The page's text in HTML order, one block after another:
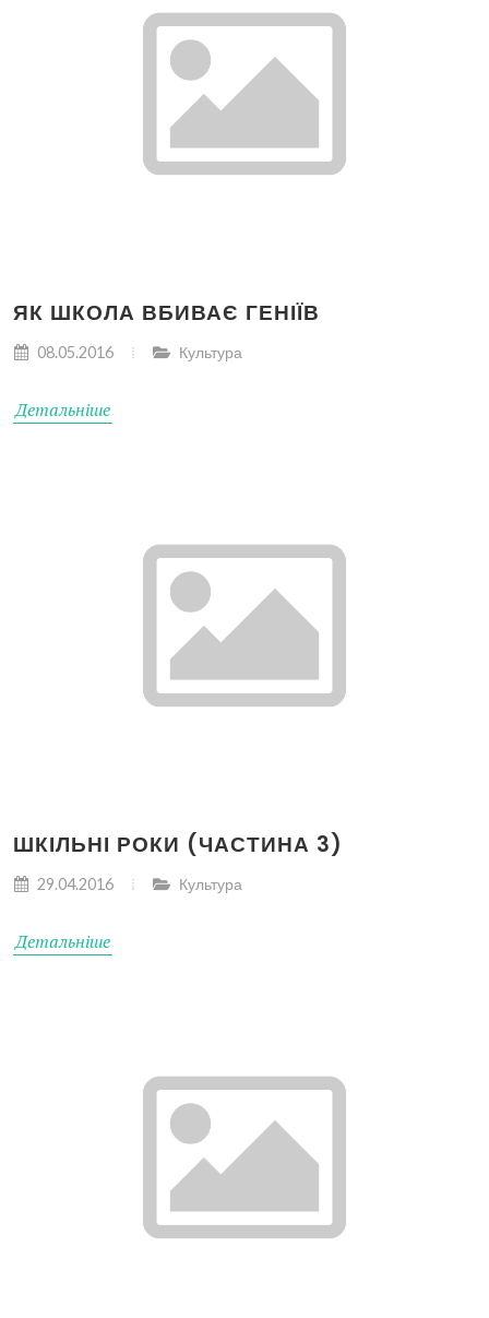
ЯК ШКОЛА ВБИВАЄ ГЕНІЇВ
08.05.2016 Культура
Детальніше
ШКІЛЬНІ РОКИ (ЧАСТИНА 3)
29.04.2016 Культура
Детальніше